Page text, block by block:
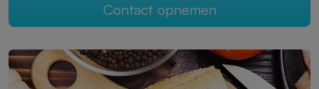
Contact opnemen